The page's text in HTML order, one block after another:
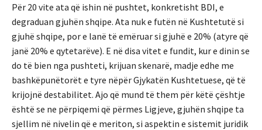
Për 20 vite ata që ishin në pushtet, konkretisht BDI, e
degraduan gjuhën shqipe. Ata nuk e futën në Kushtetutë si
gjuhë shqipe, por e lanë të emëruar si gjuhë e 20% (atyre që
janë 20% e qytetarëve). E në disa vitet e fundit, kur e dinin se
do të bien nga pushteti, krijuan skenarë, madje edhe me
bashkëpunëtorët e tyre nëpër Gjykatën Kushtetuese, që të
krijojnë destabilitet. Ajo që mund të them për këtë çështje
është se ne përpiqemi që përmes Ligjeve, gjuhën shqipe ta
sjellim në nivelin që e meriton, si aspektin e sistemit juridik